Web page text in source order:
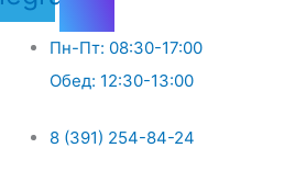
Пн-Пт: 08:30-17:00
Обед: 12:30-13:00
8 (391) 254-84-24